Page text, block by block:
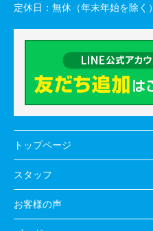
定休日： 無休（年末年始を除く）
トップページ
スタッフ
お客様の声